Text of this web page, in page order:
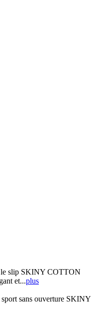
le slip SKINY COTTON
et...plus
sans ouverture SKINY